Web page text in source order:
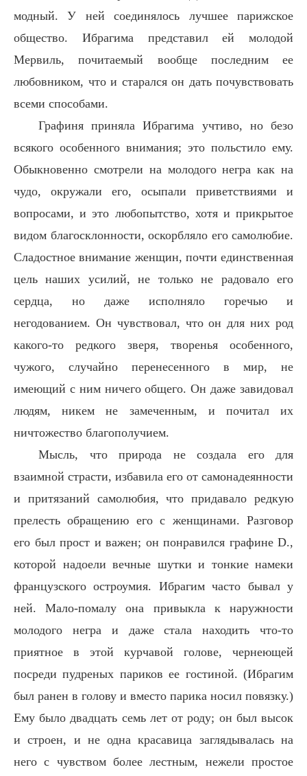
модный. У ней соединялось лучшее парижское
общество. Ибрагима представил ей молодой
Мервиль, почитаемый вообще последним ее
любовником, что и старался он дать почувствовать
всеми способами.
Графиня приняла Ибрагима учтиво, но безо
всякого особенного внимания; это польстило ему.
Обыкновенно смотрели на молодого негра как на
чудо, окружали его, осыпали приветствиями и
вопросами, и это любопытство, хотя и прикрытое
видом благосклонности, оскорбляло его самолюбие.
Сладостное внимание женщин, почти единственная
цель наших усилий, не только не радовало его
сердца, но даже исполняло горечью и
негодованием. Он чувствовал, что он для них род
какого-то редкого зверя, творенья особенного,
чужого, случайно перенесенного в мир, не
имеющий с ним ничего общего. Он даже завидовал
людям, никем не замеченным, и почитал их
ничтожество благополучием.
Мысль, что природа не создала его для
взаимной страсти, избавила его от самонадеянности
и притязаний самолюбия, что придавало редкую
прелесть обращению его с женщинами. Разговор
его был прост и важен; он понравился графине D.,
которой надоели вечные шутки и тонкие намеки
французского остроумия. Ибрагим часто бывал у
ней. Мало-помалу она привыкла к наружности
молодого негра и даже стала находить что-то
приятное в этой курчавой голове, чернеющей
посреди пудреных париков ее гостиной. (Ибрагим
был ранен в голову и вместо парика носил повязку.)
Ему было двадцать семь лет от роду; он был высок
и строен, и не одна красавица заглядывалась на
него с чувством более лестным, нежели простое